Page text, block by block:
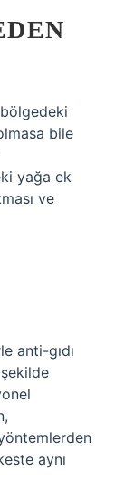
bile
yağa ek
ve
anti-gıdı
aynı